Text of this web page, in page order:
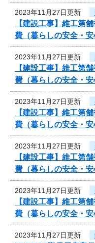
2023年11月27日更新
【建設工事】維工第
費（暮らしの安全・
2023年11月27日更新
【建設工事】維工第
費（暮らしの安全・
2023年11月27日更新
【建設工事】維工第
費（暮らしの安全・
2023年11月27日更新
【建設工事】維工第
費（暮らしの安全・
2023年11月27日更新
【建設工事】維工第
費（暮らしの安全・
2023年11月27日更新